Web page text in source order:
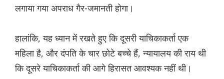
लगाया गया अपराध गैर-जमानती होगा।
हालांकि, यह ध्यान में रखते हुए कि दूसरी याचिकाकर्ता एक
महिला है, और दंपति के चार छोटे बच्चे हैं, न्यायालय की राय थी
कि दूसरे याचिकाकर्ता की आगे हिरासत आवश्यक नहीं थी।